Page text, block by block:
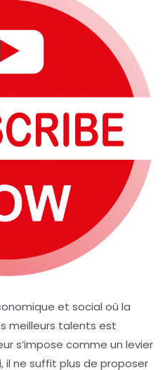
et social où la
meilleurs talents est
s’impose comme un levier
il ne suffit plus de proposer